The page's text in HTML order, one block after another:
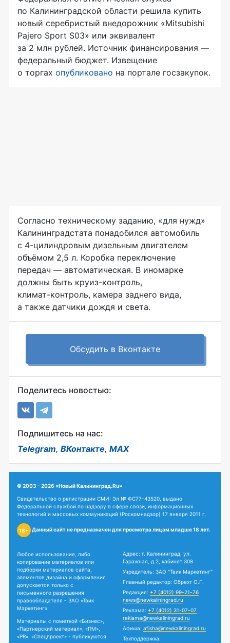
по Калининградской области решила купить
новый серебристый внедорожник «Mitsubishi
Pajero Sport S03» или эквивалент
за 2 млн рублей. Источник финансирования —
федеральный бюджет. Извещение
о торгах опубликовано на портале госзакупок.
Согласно техническому заданию, «для нужд»
Калининградстата понадобился автомобиль
с 4-цилиндровым дизельным двигателем
объёмом 2,5 л. Коробка переключение
передач — автоматическая. В иномарке
должны быть круиз-контроль,
климат-контроль, камера заднего вида,
а также датчики дождя и света.
Обсудить в Вконтакте
Поделитесь новостью:
Подпишитесь на нас:
Telegram, ВКонтакте, MAX
© 2003 - 2026 «Новый Калининград.Ru»
Свидетельство о регистрации СМИ: Эл № ФС77-43520, выдано
Федеральной службой по надзору в сфере связи, информационных
технологий и массовых коммуникаций (Роскомнадзор) 17 января 2011 г.
18+ Данный сайт не предназначен для просмотра лицам младше 18 лет.
Любое использование, либо
копирование материалов или
подборки материалов сайта,
элементов дизайна и оформления
допускается только с
письменного разрешения
правообладателя - ЗАО «Твик
Маркетинг».
Материалы с пометкой «Бизнес»,
«Партнерский материал», «ПМ»,
«PR», «Спецпроект» - публикуются
Адрес: г. Калининград, ул.
Гаражная, д.2, кабинет 308
Учредитель: ЗАО "Твик Маркетинг"
Главный редактор: Обрехт О.Г.
Редакция: +7 (4012) 99-21-76
news@newkaliningrad.ru
Реклама: +7 (4012) 31-07-07
reklama@newkaliningrad.ru
Афиша: afisha@newkaliningrad.ru
Техподдержка: